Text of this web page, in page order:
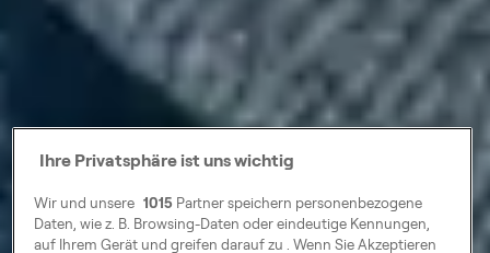
Ihre Privatsphäre ist uns wichtig
Wir und unsere 1015Partner speichern personenbezogene
Daten, wie z. B. Browsing-Daten oder eindeutige Kennungen,
auf Ihrem Gerät und greifen darauf zu . Wenn Sie Akzeptieren